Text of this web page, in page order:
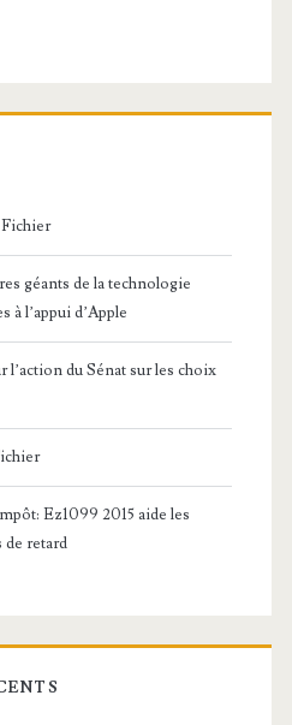
géants de la technologie
l’appui d’Apple
du Sénat sur les choix
Ez1099 2015 aide les
de retard